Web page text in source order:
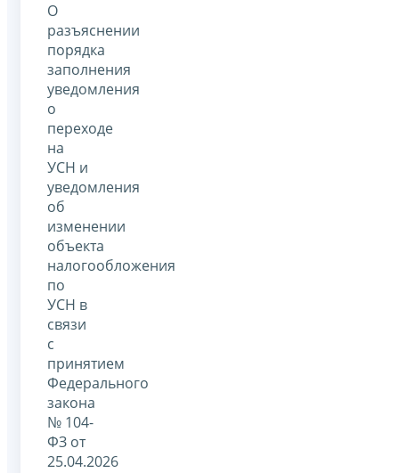
О
разъяснении
порядка
заполнения
уведомления
о
переходе
на
УСН и
уведомления
об
изменении
объекта
налогообложения
по
УСН в
связи
с
принятием
Федерального
закона
№ 104-
ФЗ от
25.04.2026